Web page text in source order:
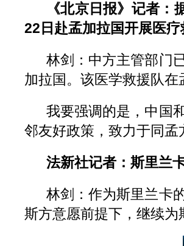
《北京日报》记者
22日赴孟加拉国开展医
林剑：中方主管部门
加拉国。该医学救援队
我要强调的是，中国
邻友好政策，致力于同
法新社记者：斯里兰
林剑：作为斯里兰卡
斯方意愿前提下，继续